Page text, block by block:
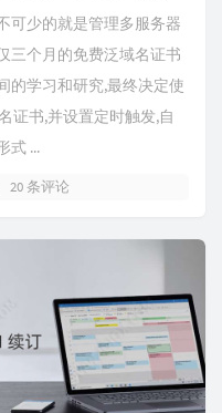
可少的就是管理多服务器
三个月的免费泛域名证书
的学习和研究,最终决定使
证书,并设置定时触发,自
式 ...
20 条评论